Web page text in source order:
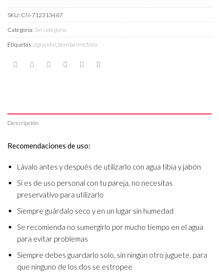
SKU: CN-712313467
Categoría: Sin categoría
Etiquetas: agrandar, bomba erectora
Descripción
Recomendaciones de uso:
Lávalo antes y después de utilizarlo con agua tibia y jabón
Si es de uso personal con tu pareja, no necesitas
preservativo para utilizarlo
Siempre guárdalo seco y en un lugar sin humedad
Se recomienda no sumergirlo por mucho tiempo en el agua
para evitar problemas
Siempre debes guardarlo solo, sin ningún otro juguete, para
que ninguno de los dos se estropee